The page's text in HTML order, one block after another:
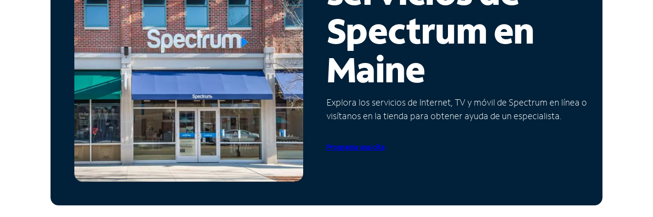
Spectrum en
Maine
Explora los servicios de Internet, TV y móvil de Spectrum en línea o
visítanos en la tienda para obtener ayuda de un especialista.
Programa una cita